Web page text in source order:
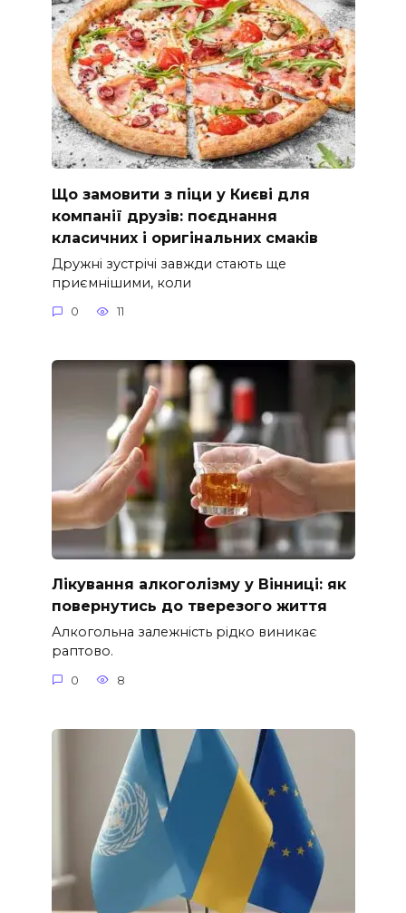
Що замовити з піци у Києві для
компанії друзів: поєднання
класичних і оригінальних смаків
Дружні зустрічі завжди стають ще
приємнішими, коли
0 11
Лікування алкоголізму у Вінниці: як
повернутись до тверезого життя
Алкогольна залежність рідко виникає
раптово.
0 8